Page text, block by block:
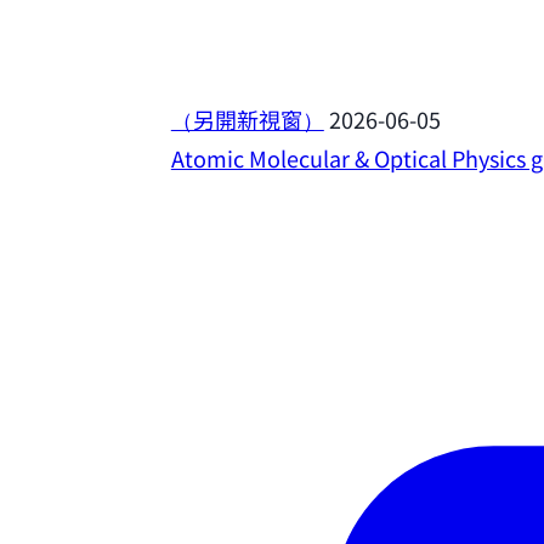
（另開新視窗）
2026-06-05
Atomic Molecular & Optical Physics